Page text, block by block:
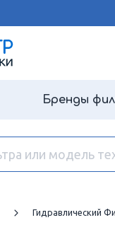
Бренды
Гидравлический